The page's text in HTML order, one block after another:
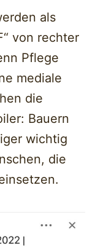
als
von rechter
Pflege
mediale
die
Bauern
wichtig
die